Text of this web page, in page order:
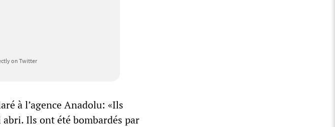
on Twitter
à l’agence Anadolu: «Ils
Ils ont été bombardés par